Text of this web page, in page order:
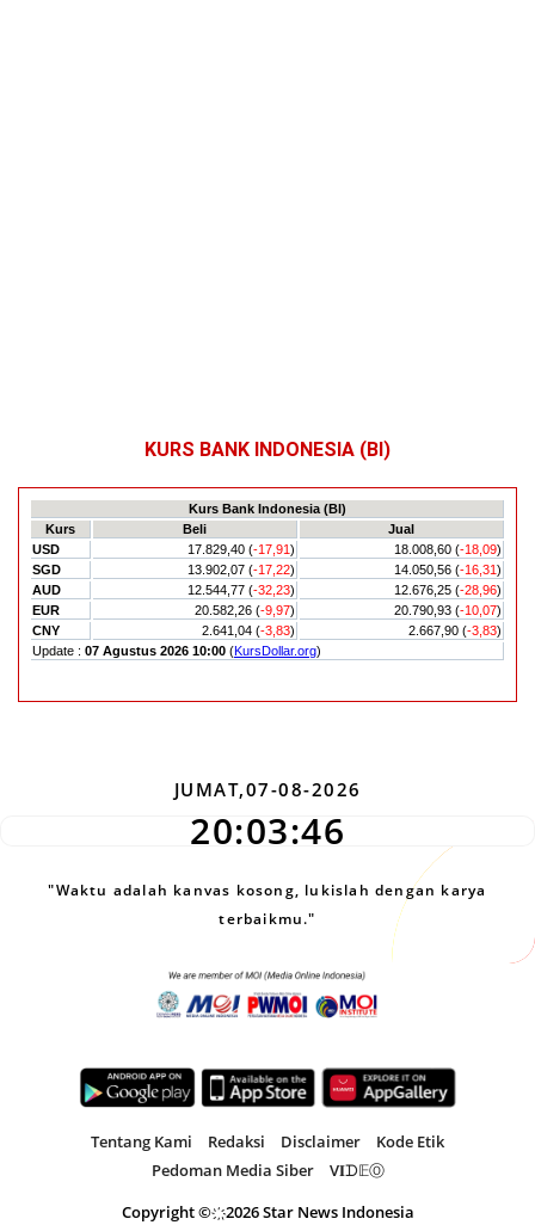
KURS BANK INDONESIA (BI)
JUMAT,07-08-2026
20:03:46
"Waktu adalah kanvas kosong, lukislah dengan karya
terbaikmu."
Tentang Kami Redaksi Disclaimer
Kode Etik
Pedoman Media Siber
V𝐈ᗪ𝔼Ⓞ
Copyright ©҉2026 Star News Indonesia